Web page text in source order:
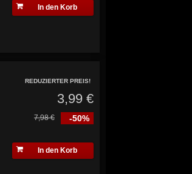
In den Korb
REDUZIERTER PREIS!
3,99 €
-50%
7,98 €
In den Korb